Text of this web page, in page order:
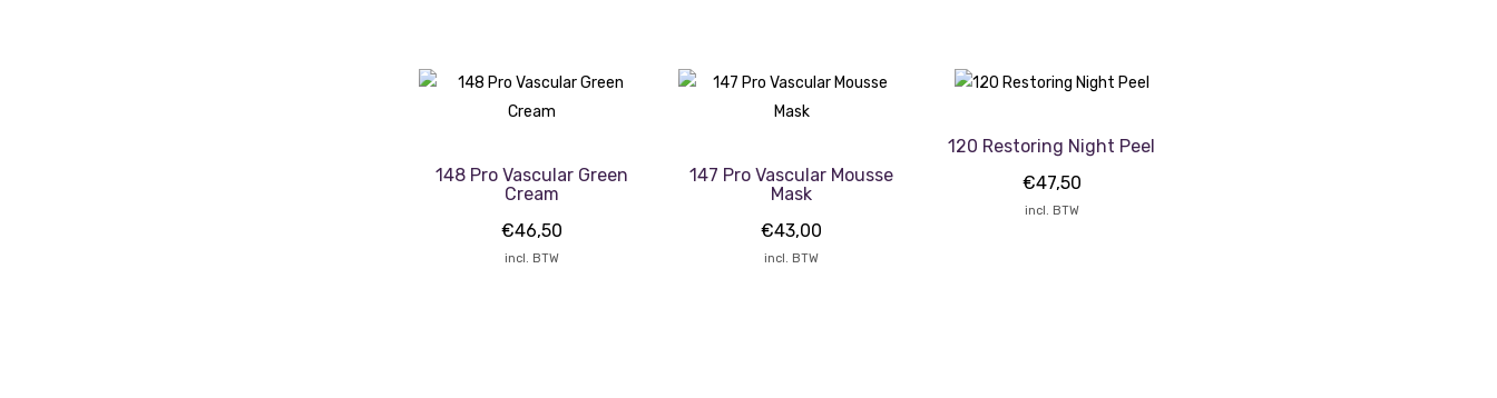
148 Pro Vascular Green
Cream
€46,50
incl. BTW
147 Pro Vascular Mousse
Mask
€43,00
incl. BTW
120 Restoring Night Peel
€47,50
incl. BTW